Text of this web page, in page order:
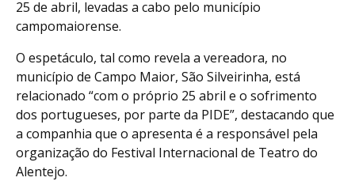
25 de abril, levadas a cabo pelo município
campomaiorense.
O espetáculo, tal como revela a vereadora, no
município de Campo Maior, São Silveirinha, está
relacionado “com o próprio 25 abril e o sofrimento
dos portugueses, por parte da PIDE”, destacando que
a companhia que o apresenta é a responsável pela
organização do Festival Internacional de Teatro do
Alentejo.